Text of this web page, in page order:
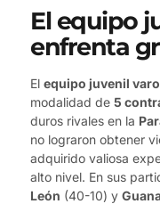
El equipo
enfrenta
El equipo juvenil
modalidad de 5
duros rivales en la
no lograron obtener
adquirido valiosa
alto nivel. En sus
León (40-10) y